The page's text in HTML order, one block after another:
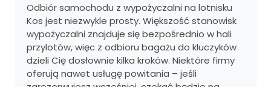
Odbiór samochodu z wypożyczalni na lotnisku
Kos jest niezwykle prosty. Większość stanowisk
wypożyczalni znajduje się bezpośrednio w hali
przylotów, więc z odbioru bagażu do kluczyków
dzieli Cię dosłownie kilka kroków. Niektóre firmy
oferują nawet usługę powitania – jeśli